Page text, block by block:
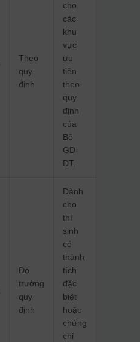
Theo
quy
định
cho
các
khu
vực
ưu
tiên
theo
quy
định
của
Bộ
GD-
ĐT.
Do
trường
quy
định
Dành
cho
thí
sinh
có
thành
tích
đặc
biệt
hoặc
chứng
chỉ